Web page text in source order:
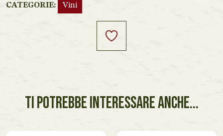
CATEGORIE: Vini
TI POTREBBE INTERESSARE ANCHE...